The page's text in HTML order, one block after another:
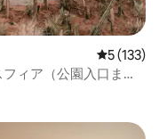
レビュー
5 (133)
ィア（公園入口まで2